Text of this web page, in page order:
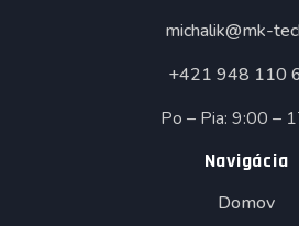
michalik@mk-
+421 948 110
Po – Pia: 9:00 –
Navigácia
Domov